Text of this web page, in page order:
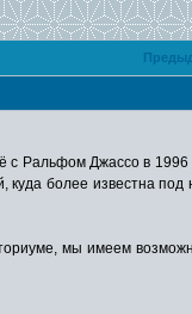
Ральфом Джассо в 1996
куда более известна
мы имеем